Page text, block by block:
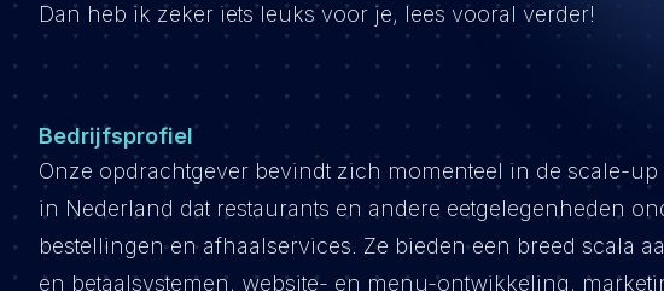
Dan heb ik zeker iets leuks voor je, lees vooral verder!
Bedrijfsprofiel
Onze opdrachtgever bevindt zich momenteel in de scale-
in Nederland dat restaurants en andere eetgelegenheden
bestellingen en afhaalservices. Ze bieden een breed scala
en betaalsystemen, website- en menu-ontwikkeling,